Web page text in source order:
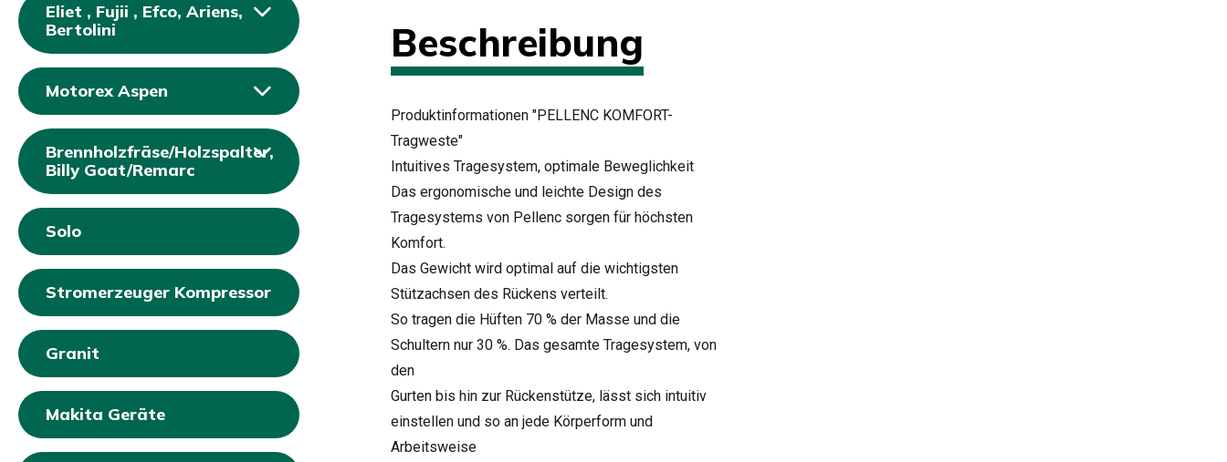
Eliet , Fujii , Efco, Ariens,
Bertolini
Motorex Aspen
Brennholzfräse/Holzspalter,
Billy Goat/Remarc
Solo
Stromerzeuger Kompressor
Granit
Makita Geräte
Beschreibung
Produktinformationen "PELLENC KOMFORT-
Tragweste"
Intuitives Tragesystem, optimale Beweglichkeit
Das ergonomische und leichte Design des
Tragesystems von Pellenc sorgen für höchsten
Komfort.
Das Gewicht wird optimal auf die wichtigsten
Stützachsen des Rückens verteilt.
So tragen die Hüften 70 % der Masse und die
Schultern nur 30 %. Das gesamte Tragesystem, von
den
Gurten bis hin zur Rückenstütze, lässt sich intuitiv
einstellen und so an jede Körperform und
Arbeitsweise